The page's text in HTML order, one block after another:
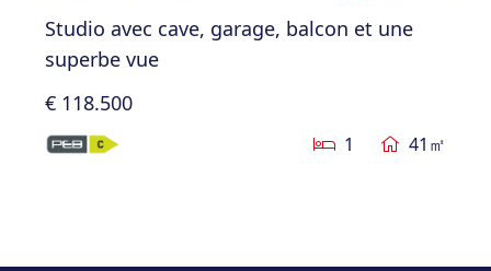
Studio avec cave, garage, balcon et une
superbe vue
€ 118.500
1 41㎡